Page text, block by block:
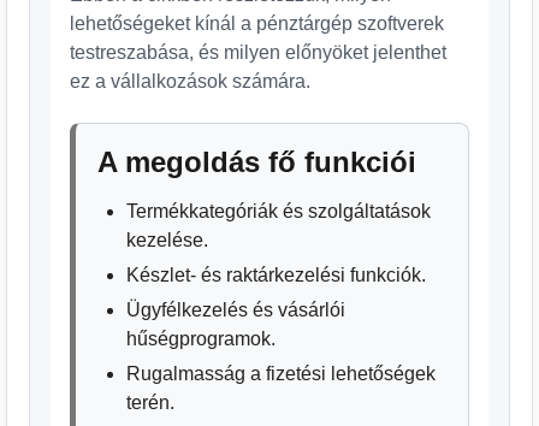
lehetőségeket kínál a pénztárgép szoftverek
testreszabása, és milyen előnyöket jelenthet
ez a vállalkozások számára.
A megoldás fő funkciói
Termékkategóriák és szolgáltatások
kezelése.
Készlet- és raktárkezelési funkciók.
Ügyfélkezelés és vásárlói
hűségprogramok.
Rugalmasság a fizetési lehetőségek
terén.